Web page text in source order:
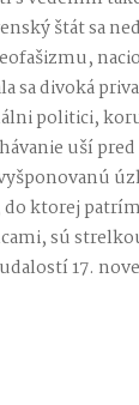
štát sa
sa divoká
politici,
uší
ktorej
sú
17.